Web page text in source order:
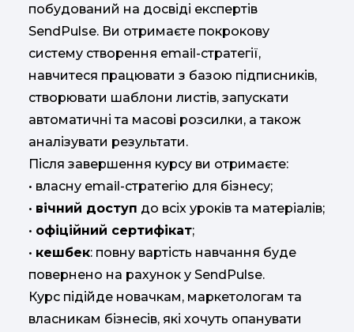
побудований на досвіді експертів
SendPulse. Ви отримаєте покрокову
систему створення email-стратегії,
навчитеся працювати з базою підписників,
створювати шаблони листів, запускати
автоматичні та масові розсилки, а також
аналізувати результати.
Після завершення курсу ви отримаєте:
• власну email-стратегію для бізнесу;
• вічний доступ до всіх уроків та матеріалів;
• офіційний сертифікат;
• кешбек: повну вартість навчання буде
повернено на рахунок у SendPulse.
Курс підійде новачкам, маркетологам та
власникам бізнесів, які хочуть опанувати